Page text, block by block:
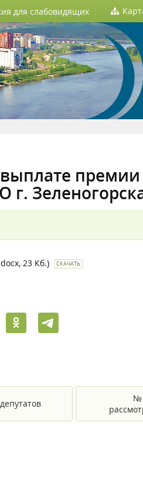
для слабовидящих
премии
23 Кб.) СКАЧАТЬ
№